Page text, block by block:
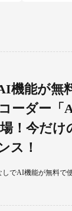
機能が無
ーダー「
！今だけ
ス！
しでAI機能が無料で